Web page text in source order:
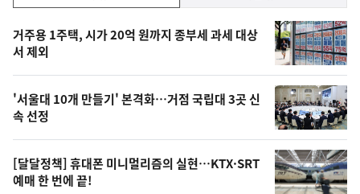
기,
최
신,
오
늘
의
영
상
기
뉴
스
거주용 1주택, 시가 20억 원까지 종부세 과세 대상
서 제외
'서울대 10개 만들기' 본격화…거점 국립대 3곳 신
속 선정
[달달정책] 휴대폰 미니멀리즘의 실현…KTX·SRT
예매 한 번에 끝!